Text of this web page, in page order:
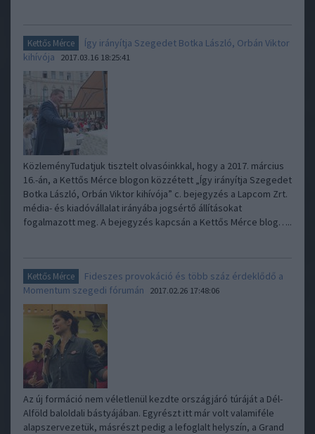
Kettős Mérce
Így irányítja Szegedet Botka László, Orbán Viktor
kihívója
2017.03.16 18:25:41
KözleményTudatjuk tisztelt olvasóinkkal, hogy a 2017. március
16.-án, a Kettős Mérce blogon közzétett „Így irányítja Szegedet
Botka László, Orbán Viktor kihívója” c. bejegyzés a Lapcom Zrt.
média- és kiadóvállalat irányába jogsértő állításokat
fogalmazott meg. A bejegyzés kapcsán a Kettős Mérce blog…..
Kettős Mérce
Fideszes provokáció és több száz érdeklődő a
Momentum szegedi fórumán
2017.02.26 17:48:06
Az új formáció nem véletlenül kezdte országjáró túráját a Dél-
Alföld baloldali bástyájában. Egyrészt itt már volt valamiféle
alapszervezetük, másrészt pedig a lefoglalt helyszín, a Grand